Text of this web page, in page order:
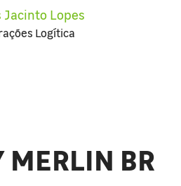
Jacinto Lopes
Logítica
MERLIN BR